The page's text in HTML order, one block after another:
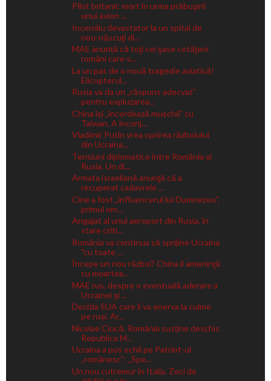
Pilot britanic mort în urma prăbuşirii
unui avion ...
Incendiu devastator la un spital de
nou-născuţi di...
MAE anunță că toţi cei şase cetăţeni
români care s...
La un pas de o nouă tragedie aviatică!
Elicopterul...
Rusia va da un „răspuns adecvat”
pentru expluzarea...
China își „încordează mușchii” cu
Taiwan. A înconj...
Vladimir Putin vrea oprirea războiului
din Ucraina...
Tensiuni diplomatice între România și
Rusia. Un di...
Armata israeliană anunţă că a
recuperat cadavrele ...
Cine a fost „influencerul lui Dumnezeu”,
primul om...
Angajat al unui aeroport din Rusia, în
stare criti...
România va continua să sprijine Ucraina
"cu toate ...
Începe un nou război? China îi ameninţă
cu moartea...
MAE rus, despre o eventuală aderare a
Ucrainei şi ...
Decizia SUA care îi va enerva la culme
pe ruși. Ar...
Nicolae Ciucă: România susține deschis
Republica M...
Ucraina a pus ochii pe Patriot-ul
„românesc”: „Spe...
Un nou cutremur în Italia. Zeci de